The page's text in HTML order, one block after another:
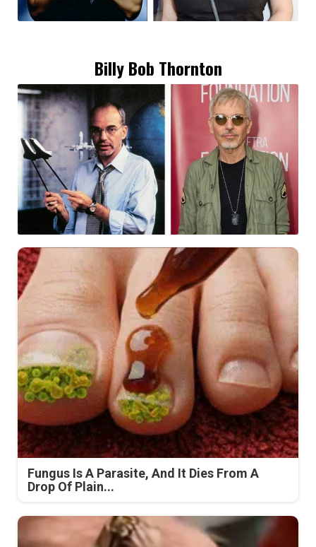
Billy Bob Thornton
Fungus Is A Parasite, And It Dies From A
Drop Of Plain...